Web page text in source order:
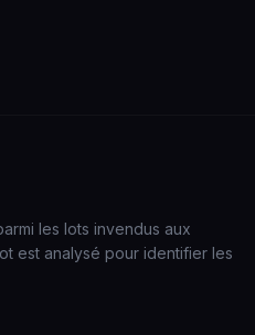
les lots invendus aux
est analysé pour identifier les